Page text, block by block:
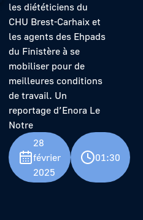
les diététiciens du
CHU Brest-Carhaix et
les agents des Ehpads
du Finistère à se
mobiliser pour de
meilleures conditions
de travail. Un
reportage d’Enora Le
Notre
28
février
2025
01:30